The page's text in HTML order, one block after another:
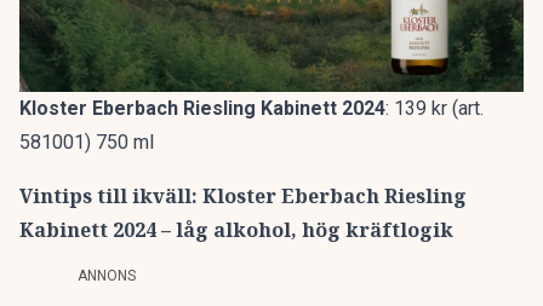
Kloster Eberbach Riesling Kabinett 2024: 139 kr (art.
581001) 750 ml
Vintips till ikväll: Kloster Eberbach Riesling
Kabinett 2024 – låg alkohol, hög kräftlogik
ANNONS